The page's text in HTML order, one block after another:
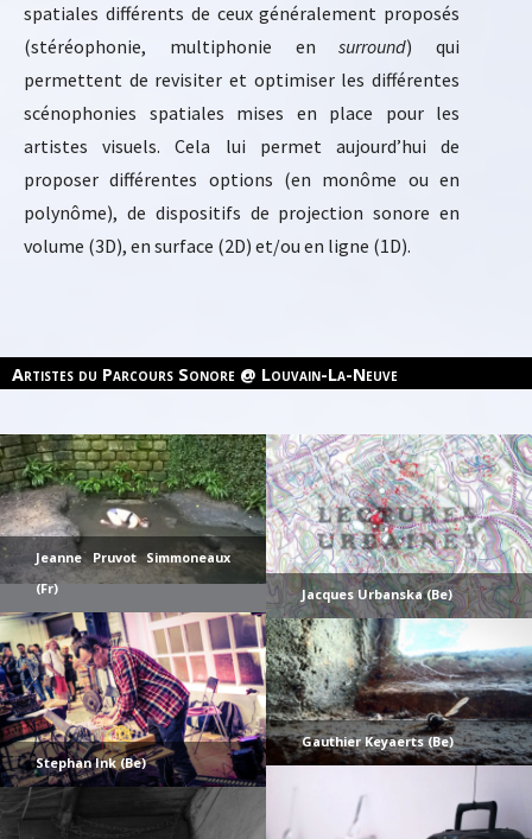
spatiales différents de ceux généralement proposés
(stéréophonie, multiphonie ensurround) qui
permettent de revisiter et optimiser les différentes
scénophonies spatiales mises en place pour les
artistes visuels. Cela lui permet aujourd’hui de
proposer différentes options (en monôme ou en
polynôme), de dispositifs de projection sonore en
volume (3D), en surface (2D) et/ou en ligne (1D).
Artistes du Parcours Sonore @ Louvain-La-Neuve
Jeanne Pruvot Simmoneaux
(Fr)
Jacques Urbanska (Be)
Stephan Ink (Be)
Gauthier Keyaerts (Be)